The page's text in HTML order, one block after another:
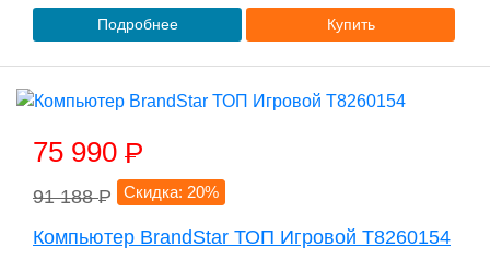
Подробнее Купить
75 990 P
91 188P Скидка: 20%
Компьютер BrandStar ТОП Игровой T8260154